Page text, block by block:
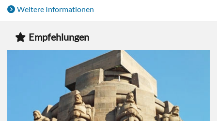
Weitere Informationen
Empfehlungen